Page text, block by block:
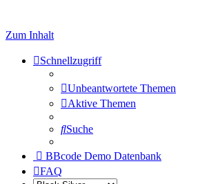
Zum Inhalt
Schnellzugriff
Unbeantwortete Themen
Aktive Themen
Suche
BBcode Demo Datenbank
FAQ